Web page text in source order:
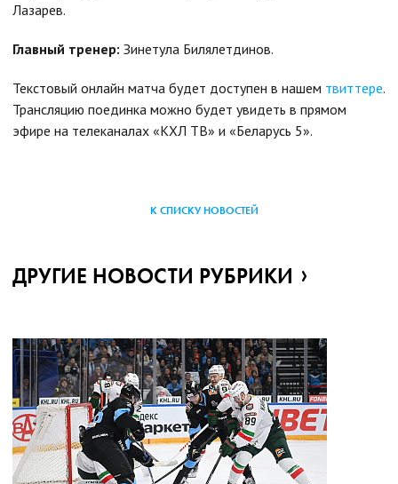
Лазарев.
Главный тренер: Зинетула Билялетдинов.
Текстовый онлайн матча будет доступен в нашем твиттере.
Трансляцию поединка можно будет увидеть в прямом
эфире на телеканалах «КХЛ ТВ» и «Беларусь 5».
К СПИСКУ НОВОСТЕЙ
ДРУГИЕ НОВОСТИ РУБРИКИ